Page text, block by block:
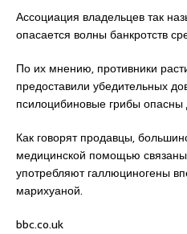
Ассоциация владельцев так
опасается волны банкротств
По их мнению, противники
предоставили убедительных
псилоцибиновые грибы опасны
Как говорят продавцы,
медицинской помощью связаны
употребляют галлюциногены
марихуаной.
bbc.co.uk